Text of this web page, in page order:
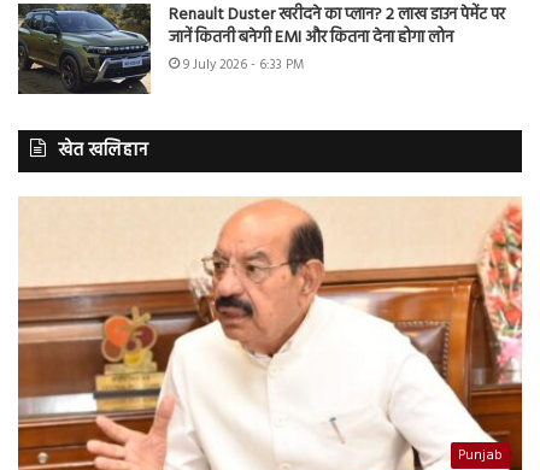
Renault Duster खरीदने का प्लान? 2 लाख डाउन पेमेंट पर
जानें कितनी बनेगी EMI और कितना देना होगा लोन
9 July 2026 - 6:33 PM
खेत खलिहान
Punjab